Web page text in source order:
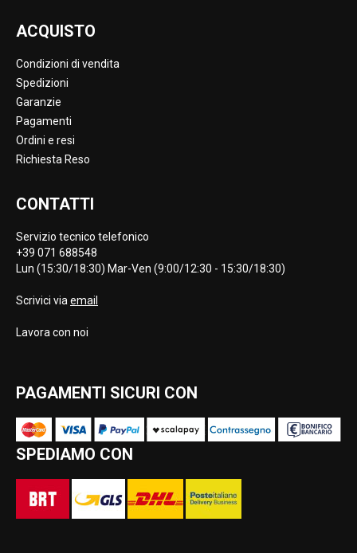
ACQUISTO
Condizioni di vendita
Spedizioni
Garanzie
Pagamenti
Ordini e resi
Richiesta Reso
CONTATTI
Servizio tecnico telefonico
+39 071 688548
Lun (15:30/18:30) Mar-Ven (9:00/12:30 - 15:30/18:30)
Scrivici via email
Lavora con noi
PAGAMENTI SICURI CON
SPEDIAMO CON